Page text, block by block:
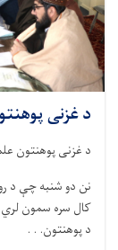
د غزنی
د غزنی پوهنتون
کال سره سمون
د پوهنتون. . .